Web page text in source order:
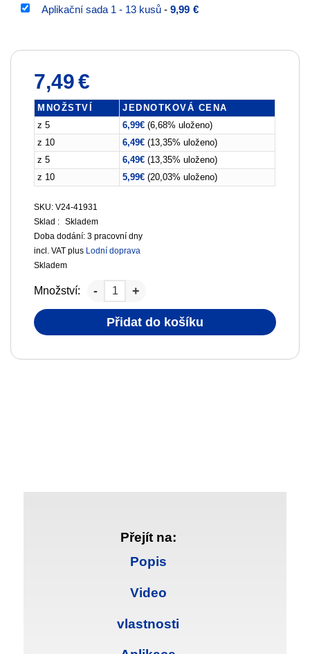
Aplikační sada 1 - 13 kusů - 9,99 €
7,49€
MNOŽSTVÍ
JEDNOTKOVÁ CENA
z 5
6,99€ (6,68% uloženo)
z 10
6,49€ (13,35% uloženo)
z 5
6,49€ (13,35% uloženo)
z 10
5,99€ (20,03% uloženo)
SKU: V24-41931
Sklad :
Skladem
Doba dodání:3 pracovní dny
incl. VAT plus Lodní doprava
Skladem
Množství:
Přidat do košíku
Přejít na:
Popis
Video
vlastnosti